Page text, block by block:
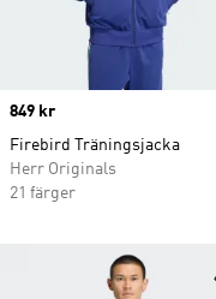
Price
849 kr
Firebird Träningsjacka
Herr Originals
21 färger